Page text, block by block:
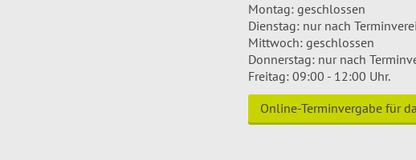
Montag: geschlossen
Dienstag: nur nach
Mittwoch: geschlossen
Donnerstag: nur nach
Freitag: 09:00 - 12:00 Uhr.
Online-Terminvergabe für